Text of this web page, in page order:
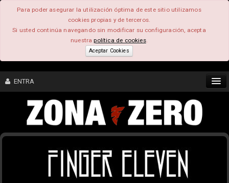
Para poder asegurar la utilización óptima de este sitio utilizamos
cookies propias y de terceros.
Si usted continúa navegando sin modificar su configuración, acepta
nuestrapolítica de cookies.
Aceptar Cookies
ENTRA
CONTENIDO
COMUNIDAD